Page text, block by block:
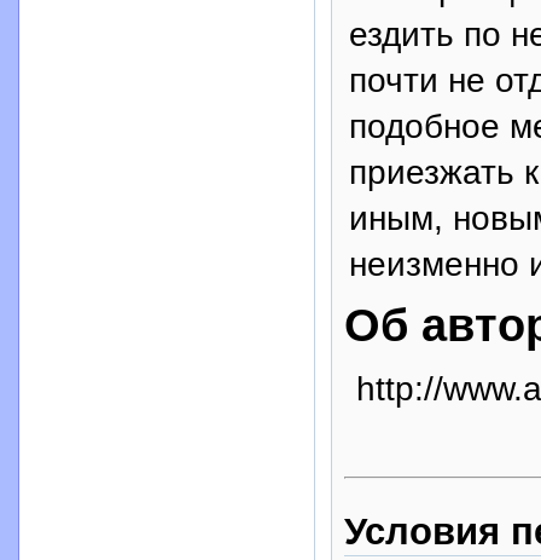
ездить по
почти не
подобное
приезжать
иным,
неизменно
Об
http://
Условия